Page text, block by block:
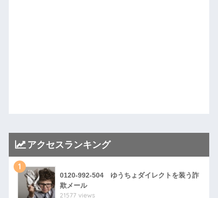
アクセスランキング
1
0120-992-504 ゆうちょダイレクトを装う詐
欺メール
21577 views